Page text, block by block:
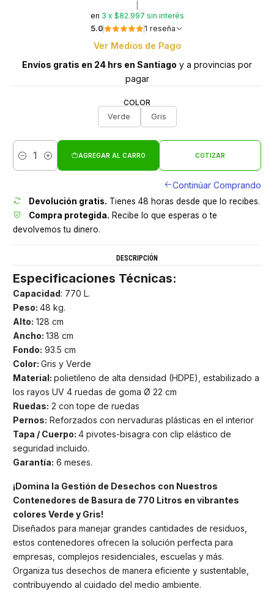
en 3 x $82.997 sin interés
5.0
1 reseña
Ver Medios de Pago
Envíos gratis en 24 hrs en Santiago y a provincias por
pagar
COLOR
Verde
Gris
Cantidad
AGREGAR AL CARRO COTIZAR
Continúar Comprando
Devolución gratis. Tienes 48 horas desde que lo recibes.
Compra protegida. Recibe lo que esperas o te
devolvemos tu dinero.
DESCRIPCIÓN
Especificaciones Técnicas:
Capacidad: 770 L.
Peso: 48 kg.
Alto: 128 cm
Ancho: 138 cm
Fondo: 93.5 cm
Color: Gris y Verde
Material: polietileno de alta densidad (HDPE), estabilizado a
los rayos UV 4 ruedas de goma Ø 22 cm
Ruedas: 2 con tope de ruedas
Pernos: Reforzados con nervaduras plásticas en el interior
Tapa / Cuerpo: 4 pivotes-bisagra con clip elástico de
seguridad incluido.
Garantía: 6 meses.
¡Domina la Gestión de Desechos con Nuestros
Contenedores de Basura de 770 Litros en vibrantes
colores Verde y Gris!
Diseñados para manejar grandes cantidades de residuos,
estos contenedores ofrecen la solución perfecta para
empresas, complejos residenciales, escuelas y más.
Organiza tus desechos de manera eficiente y sustentable,
contribuyendo al cuidado del medio ambiente.